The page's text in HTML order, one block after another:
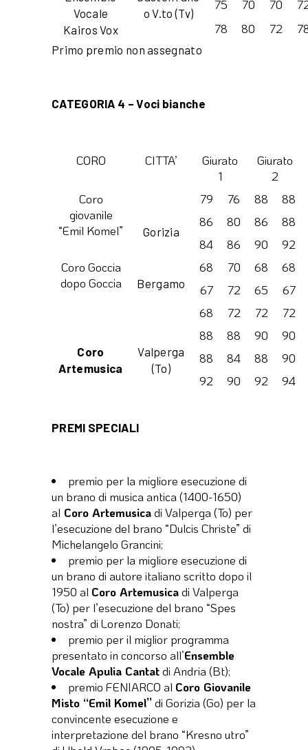
Vocale
Kairos Vox
o V.to (Tv)
75 70 70
78
80 72
Primo premio non assegnato
CATEGORIA 4 – Voci bianche
CORO CITTA’
Giurato
1
Giurato
2
Coro
giovanile
“Emil Komel”
Gorizia
79 76 88
88
86
80 86
88
84
86 90
92
Coro Goccia
dopo Goccia
Bergamo
68 70 68
68
67
72 65
67
68
72 72 72
Coro
Artemusica
Valperga
(To)
88 88 90
90
88
84 88
90
92
90 92 94
PREMI SPECIALI
premio per la migliore esecuzione di
un brano di musica antica (1400-1650)
al Coro Artemusicadi Valperga (To) per
l’esecuzione del brano “Dulcis Christe” di
Michelangelo Grancini;
premio per la migliore esecuzione di
un brano di autore italiano scritto dopo il
1950 al Coro Artemusicadi Valperga
(To) per l’esecuzione del brano “Spes
nostra” di Lorenzo Donati;
premio per il miglior programma
presentato in concorso all’Ensemble
Vocale Apulia Cantatdi Andria (Bt);
premio FENIARCO al Coro Giovanile
Misto “Emil Komel”di Gorizia (Go) per la
convincente esecuzione e
interpretazione del brano “Kresno utro”